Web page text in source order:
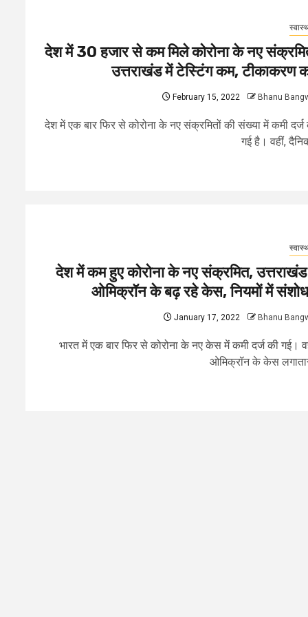
देश में 30 हजार से कम मिले कोरोना के नए
उत्तराखंड में टेस्टिंग कम, टीकाकरण
February 15, 2022 Bhanu
देश में एक बार फिर से कोरोना के नए संक्रमितों की संख्या में कमी दर्ज
गई है। वहीं,
देश में कम हुए कोरोना के नए संक्रमित,
ओमिक्रॉन के बढ़ रहे केस, नियमों में
January 17, 2022 Bhanu
भारत में एक बार फिर से कोरोना के नए केस में कमी दर्ज की गई।
ओमिक्रॉन के केस